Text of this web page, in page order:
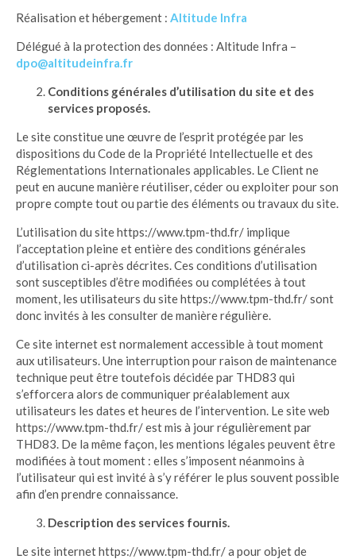
Réalisation et hébergement : Altitude Infra
Délégué à la protection des données : Altitude Infra –
dpo@altitudeinfra.fr
Conditions générales d’utilisation du site et des
services proposés.
Le site constitue une œuvre de l’esprit protégée par les
dispositions du Code de la Propriété Intellectuelle et des
Réglementations Internationales applicables. Le Client ne
peut en aucune manière réutiliser, céder ou exploiter pour son
propre compte tout ou partie des éléments ou travaux du site.
L’utilisation du site https://www.tpm-thd.fr/ implique
l’acceptation pleine et entière des conditions générales
d’utilisation ci-après décrites. Ces conditions d’utilisation
sont susceptibles d’être modifiées ou complétées à tout
moment, les utilisateurs du site https://www.tpm-thd.fr/ sont
donc invités à les consulter de manière régulière.
Ce site internet est normalement accessible à tout moment
aux utilisateurs. Une interruption pour raison de maintenance
technique peut être toutefois décidée par THD83 qui
s’efforcera alors de communiquer préalablement aux
utilisateurs les dates et heures de l’intervention. Le site web
https://www.tpm-thd.fr/ est mis à jour régulièrement par
THD83. De la même façon, les mentions légales peuvent être
modifiées à tout moment : elles s’imposent néanmoins à
l’utilisateur qui est invité à s’y référer le plus souvent possible
afin d’en prendre connaissance.
Description des services fournis.
Le site internet https://www.tpm-thd.fr/ a pour objet de